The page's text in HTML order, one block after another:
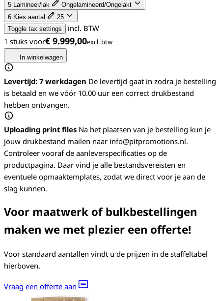
5 Lamineer/lak
Ongelamineerd/Ongelakt
6 Kies aantal
25
Toggle tax settings
incl. BTW
1 stuks voor€ 9.999,00
In winkelwagen
Levertijd: 7 werkdagen De levertijd gaat in zodra je bestelling
is betaald en we vóór 10.00 uur een correct drukbestand
hebben ontvangen.
Uploading print files Na het plaatsen van je bestelling kun je
jouw drukbestand mailen naar info@pitpromotions.nl.
Controleer vooraf de aanleverspecificaties op de
productpagina. Daar vind je alle bestandsvereisten en
eventuele opmaaktemplates, zodat we direct voor je aan de
slag kunnen.
Voor maatwerk of bulkbestellingen
maken we met plezier een offerte!
Voor standaard aantallen vindt u de prijzen in de staffeltabel
hierboven.
Vraag een offerte aan